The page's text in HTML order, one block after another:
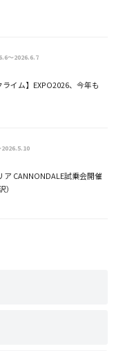
～2026.6.7
ライム】EXPO2026、今年も
ア CANNONDALE試乗会開催